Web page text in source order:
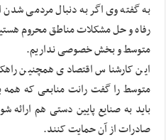
به گفته وی اگر به دنبال مردمی شدن
رفاه و حل مشکلات مناطق محروم
متوسط و بخش خصوصی نداریم.
این کارشناس اقتصادی همچنین
متوسط را گفت رانت منابعی که همه
باید به صنایع پایین دستی هم
صادرات از آن حمایت کنند.